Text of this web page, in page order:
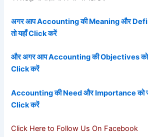
अगर आप Accounting की Meaning और
तो यहाँ Click करें
और अगर आप Accounting की Objectives को
Click करें
Accounting की Need और Importance को
Click करें
Click Here to Follow Us On Facebook